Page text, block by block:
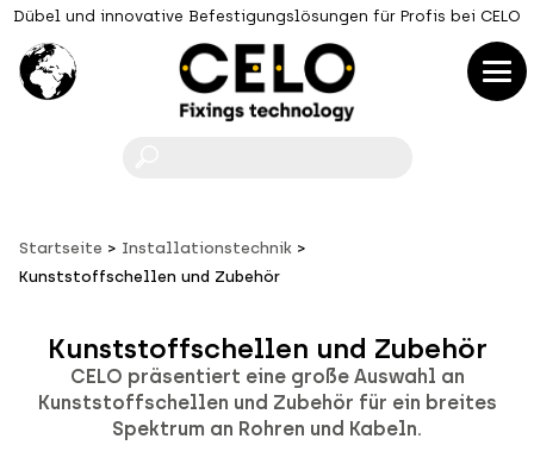
Dübel und innovative Befestigungslösungen für Profis bei CELO
Startseite
Installationstechnik
Kunststoffschellen und Zubehör
Kunststoffschellen und Zubehör
CELO präsentiert eine große Auswahl an
Kunststoffschellen und Zubehör für ein breites
Spektrum an Rohren und Kabeln.